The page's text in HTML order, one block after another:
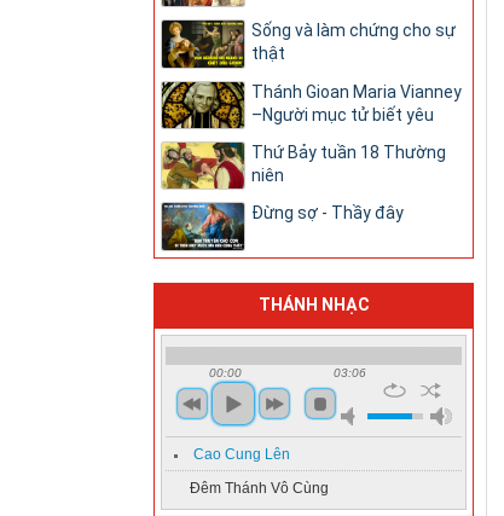
Sống và làm chứng cho sự
thật
Thánh Gioan Maria Vianney
–Người mục tử biết yêu
Thứ Bảy tuần 18 Thường
niên
Đừng sợ - Thầy đây
THÁNH NHẠC
00:00 03:06
Cao Cung Lên
Đêm Thánh Vô Cùng